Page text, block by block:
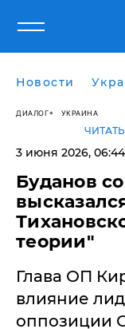
Новости
ДИАЛОГ УКРАИНА
3 июня 2026, 06:44
Буданов
теории"
Глава ОП
влияние
оппозиции